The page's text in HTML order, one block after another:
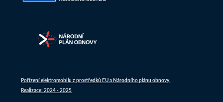
Pořízení elektromobilu z prostředků EU a Národního plánu obnovy.
Realizace: 2024 - 2025